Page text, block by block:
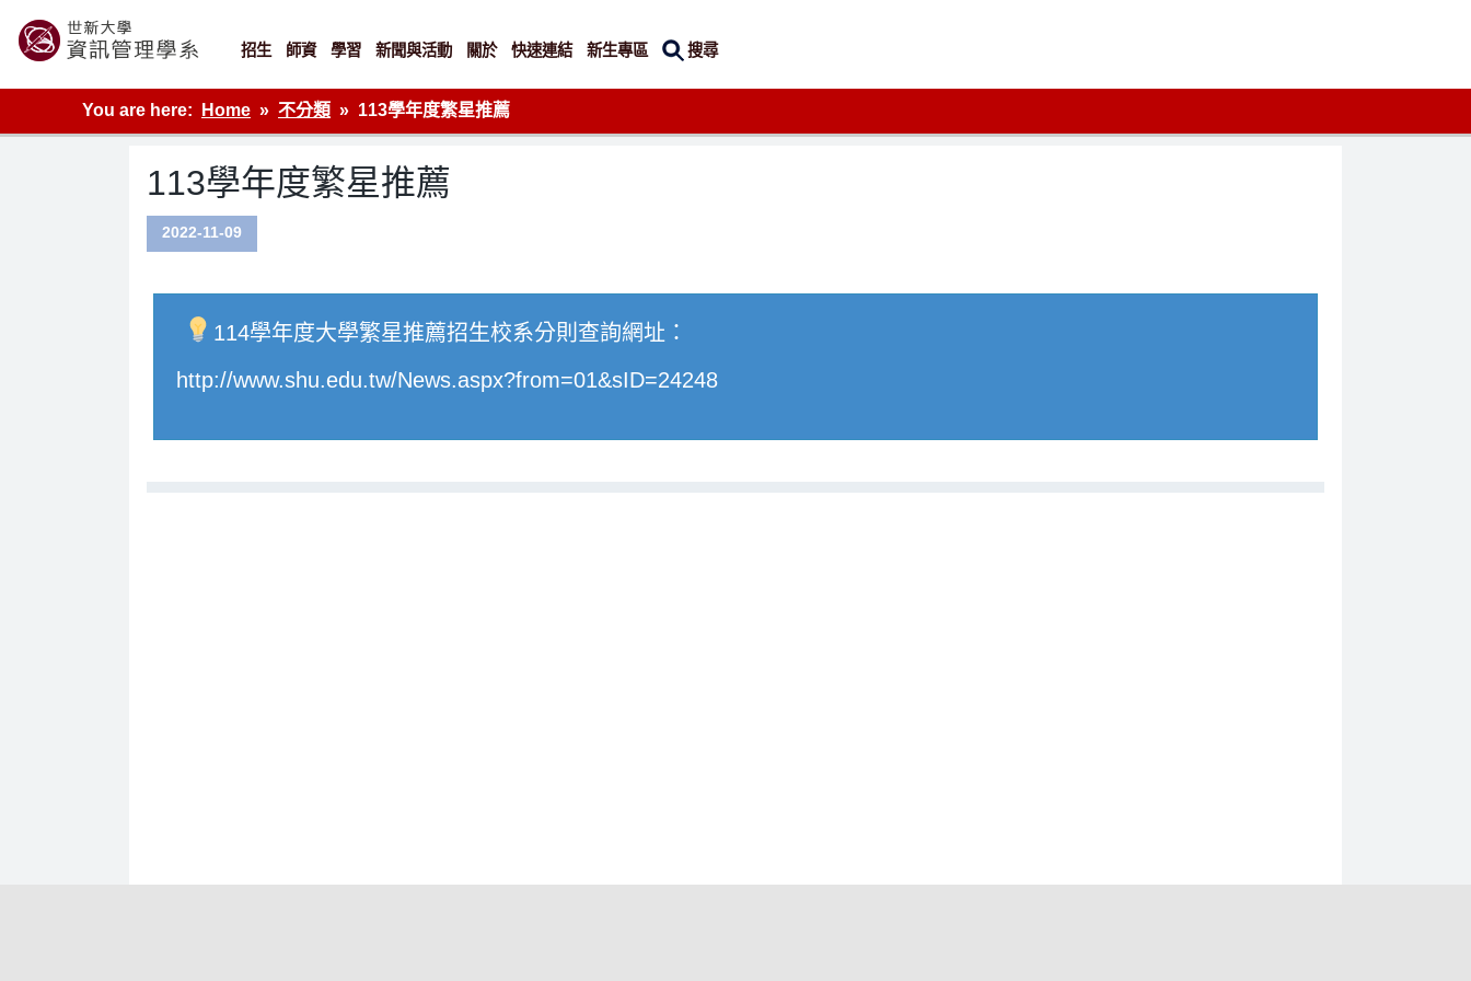
content
世新大學資管系網站
招生 師資 學習 新聞與活動 關於 快速連結 新生專區 搜尋
You are here: Home 不分類 113學年度繁星推薦
113學年度繁星推薦
2022-11-09
114學年度大學繁星推薦招生校系分則查詢網址：
http://www.shu.edu.tw/News.aspx?from=01&sID=24248